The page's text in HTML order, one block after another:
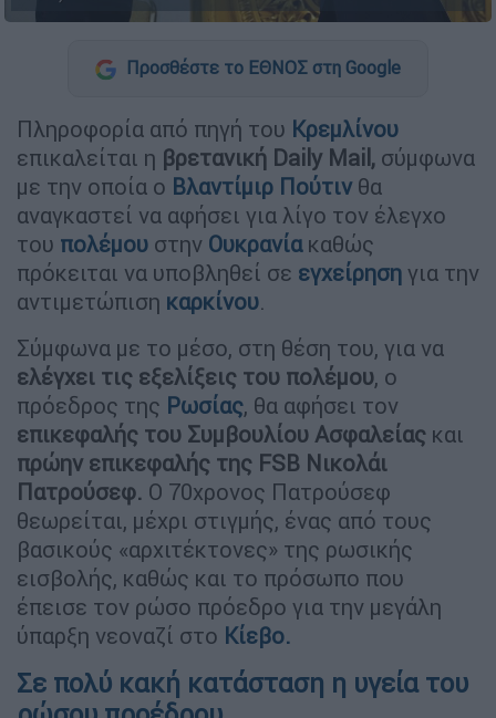
Προσθέστε το ΕΘΝΟΣ στη Google
Πληροφορία από πηγή του Κρεμλίνου
επικαλείται η βρετανική Daily Mail, σύμφωνα
με την οποία ο Βλαντίμιρ Πούτινθα
αναγκαστεί να αφήσει για λίγο τον έλεγχο
του πολέμου στην Ουκρανίακαθώς
πρόκειται να υποβληθεί σε εγχείρηση για την
αντιμετώπιση καρκίνου.
Σύμφωνα με το μέσο, στη θέση του, για να
ελέγχει τις εξελίξεις του πολέμου, ο
πρόεδρος της Ρωσίας, θα αφήσει τον
επικεφαλής του Συμβουλίου Ασφαλείας και
πρώην επικεφαλής της FSB Νικολάι
Πατρούσεφ. Ο 70χρονος Πατρούσεφ
θεωρείται, μέχρι στιγμής, ένας από τους
βασικούς «αρχιτέκτονες» της ρωσικής
εισβολής, καθώς και το πρόσωπο που
έπεισε τον ρώσο πρόεδρο για την μεγάλη
ύπαρξη νεοναζί στο Κίεβο.
Σε πολύ κακή κατάσταση η υγεία του